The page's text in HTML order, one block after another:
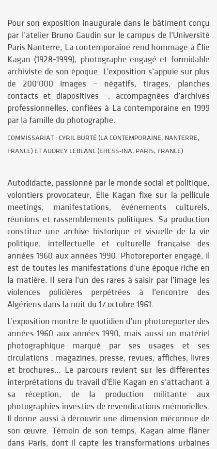
Pour son exposition inaugurale dans le bâtiment conçu
par l’atelier Bruno Gaudin sur le campus de l’Université
Paris Nanterre, La contemporaine rend hommage à Élie
Kagan (1928-1999), photographe engagé et formidable
archiviste de son époque. L’exposition s’appuie sur plus
de 200’000 images – négatifs, tirages, planches
contacts et diapositives –, accompagnées d’archives
professionnelles, confiées à La contemporaine en 1999
par la famille du photographe.
COMMISSARIAT : CYRIL BURTÉ (LA CONTEMPORAINE, NANTERRE,
FRANCE) ET AUDREY LEBLANC (EHESS-INA, PARIS, FRANCE)
Autodidacte, passionné par le monde social et politique,
volontiers provocateur, Élie Kagan fixe sur la pellicule
meetings, manifestations, événements culturels,
réunions et rassemblements politiques. Sa production
constitue une archive historique et visuelle de la vie
politique, intellectuelle et culturelle française des
années 1960 aux années 1990. Photoreporter engagé, il
est de toutes les manifestations d’une époque riche en
la matière. Il sera l’un des rares à saisir par l’image les
violences policières perpétrées à l’encontre des
Algériens dans la nuit du 17 octobre 1961.
L’exposition montre le quotidien d’un photoreporter des
années 1960 aux années 1990, mais aussi un matériel
photographique marqué par ses usages et ses
circulations : magazines, presse, revues, affiches, livres
et brochures… Le parcours revient sur les différentes
interprétations du travail d’Élie Kagan en s’attachant à
sa réception, de la production militante aux
photographies investies de revendications mémorielles.
Il donne aussi à découvrir une dimension méconnue de
son œuvre. Témoin de son temps, Kagan aime flâner
dans Paris, dont il capte les transformations urbaines